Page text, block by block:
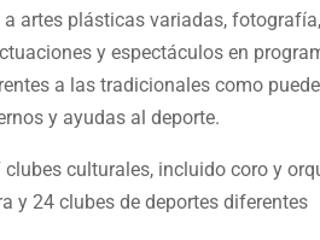
artes plásticas variadas,
y espectáculos en
a las tradicionales como
y ayudas al deporte.
culturales, incluido coro y
y 24 clubes de deportes diferentes